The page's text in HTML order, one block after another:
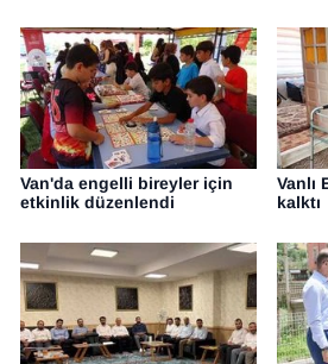
Van'da engelli bireyler için
etkinlik düzenlendi
Vanlı
kalktı